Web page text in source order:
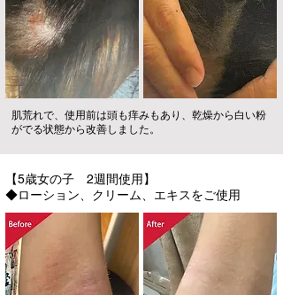
肌荒れで、使用前は頭も痒みもあり、乾燥から白い粉
がでる状態から改善しました。
【5歳女の子 2週間使用】
◆ローション、クリーム、エキスをご使用